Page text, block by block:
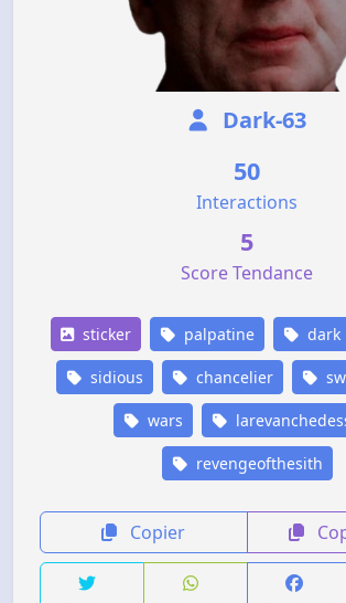
Dark-63
50
Interactions
5
Score Tendance
sticker palpatine dark
sidious chancelier sw
wars
revengeofthesith
Copier